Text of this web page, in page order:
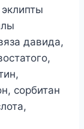
давида,
сорбитан